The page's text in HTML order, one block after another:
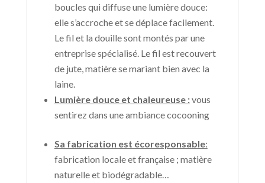
boucles qui diffuse une lumière douce:
elle s’accroche et se déplace facilement.
Le fil et la douille sont montés par une
entreprise spécialisé. Le fil est recouvert
de jute, matière se mariant bien avec la
laine.
Lumière douce et chaleureuse :vous
sentirez dans une ambiance cocooning
Sa fabrication est écoresponsable:
fabrication locale et française ; matière
naturelle et biodégradable…